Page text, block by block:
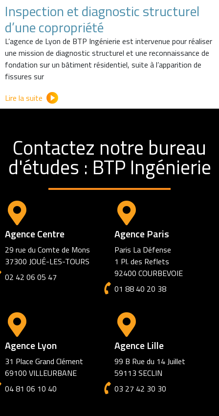
Inspection et diagnostic structurel
d’une copropriété
L’agence de Lyon de BTP Ingénierie est intervenue pour réaliser
une mission de diagnostic structurel et une reconnaissance de
fondation sur un bâtiment résidentiel, suite à l’apparition de
fissures sur
Lire la suite
Contactez notre bureau
d'études : BTP Ingénierie
Agence Centre
29 rue du Comte de Mons
37300 JOUÉ-LES-TOURS
02 42 06 05 47
Agence Paris
Paris La Défense
1 Pl. des Reflets
92400 COURBEVOIE
01 88 40 20 38
Agence Lyon
31 Place Grand Clément
69100 VILLEURBANE
04 81 06 10 40
Agence Lille
99 B Rue du 14 Juillet
59113 SECLIN
03 27 42 30 30